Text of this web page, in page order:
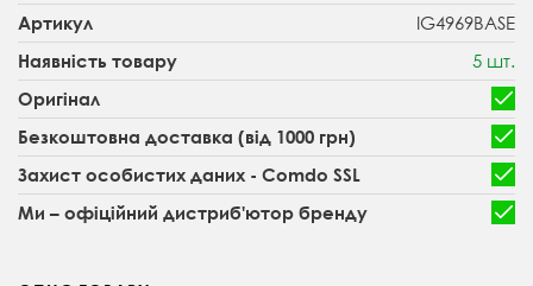
Артикул IG4969BASE
Наявність товару 5 шт.
Оригінал
Безкоштовна доставка (від 1000 грн)
Захист особистих даних - Comdo SSL
Ми – офіційний дистриб'ютор бренду